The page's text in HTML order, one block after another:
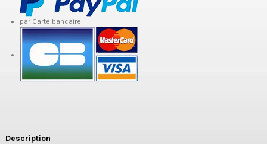
par Carte bancaire
Description